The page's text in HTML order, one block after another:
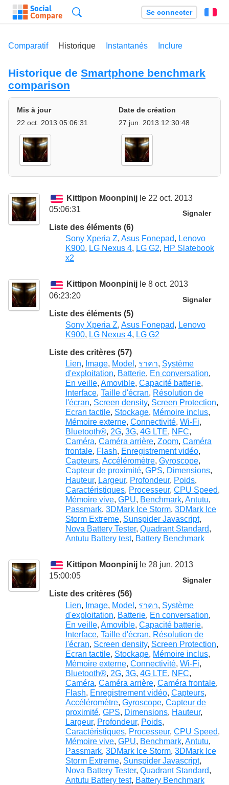
Se connecter
Comparatif Historique Instantanés Inclure
Historique de Smartphone benchmark
comparison
Mis à jour
22 oct. 2013 05:06:31
Date de création
27 jun. 2013 12:30:48
Kittipon Moonpinij le 22 oct. 2013
05:06:31
Signaler
Liste des éléments (6)
Sony Xperia Z, Asus Fonepad, Lenovo
K900, LG Nexus 4, LG G2, HP Slatebook
x2
Kittipon Moonpinij le 8 oct. 2013
06:23:20
Signaler
Liste des éléments (5)
Sony Xperia Z, Asus Fonepad, Lenovo
K900, LG Nexus 4, LG G2
Liste des critères (57)
Lien, Image, Model , ราคา, Système
d'exploitation, Batterie, En conversation,
En veille, Amovible, Capacité batterie,
Interface, Taille d'écran, Résolution de
l'écran, Screen density, Screen Protection,
Ecran tactile, Stockage, Mémoire inclus,
Mémoire externe, Connectivité, Wi-Fi,
Bluetooth®, 2G, 3G, 4G LTE, NFC,
Caméra, Caméra arrière, Zoom, Caméra
frontale, Flash, Enregistrement vidéo,
Capteurs, Accéléromètre, Gyroscope,
Capteur de proximité, GPS, Dimensions,
Hauteur, Largeur, Profondeur, Poids,
Caractéristiques, Processeur, CPU Speed,
Mémoire vive, GPU, Benchmark, Antutu,
Passmark, 3DMark Ice Storm, 3DMark Ice
Storm Extreme, Sunspider Javascript,
Nova Battery Tester, Quadrant Standard,
Antutu Battery test, Battery Benchmark
Kittipon Moonpinij le 28 jun. 2013
15:00:05
Signaler
Liste des critères (56)
Lien, Image, Model , ราคา, Système
d'exploitation, Batterie, En conversation,
En veille, Amovible, Capacité batterie,
Interface, Taille d'écran, Résolution de
l'écran, Screen density, Screen Protection,
Ecran tactile, Stockage, Mémoire inclus,
Mémoire externe, Connectivité, Wi-Fi,
Bluetooth®, 2G, 3G, 4G LTE, NFC,
Caméra, Caméra arrière, Caméra frontale,
Flash, Enregistrement vidéo, Capteurs,
Accéléromètre, Gyroscope, Capteur de
proximité, GPS, Dimensions, Hauteur,
Largeur, Profondeur, Poids,
Caractéristiques, Processeur, CPU Speed,
Mémoire vive, GPU, Benchmark, Antutu,
Passmark, 3DMark Ice Storm, 3DMark Ice
Storm Extreme, Sunspider Javascript,
Nova Battery Tester, Quadrant Standard,
Antutu Battery test, Battery Benchmark